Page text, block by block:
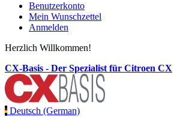
Benutzerkonto
Mein Wunschzettel
Anmelden
Herzlich Willkommen!
CX-Basis - Der Spezialist für Citroen CX
Deutsch (German)